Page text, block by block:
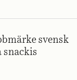
svensk
snackis